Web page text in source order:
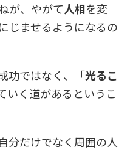
が、やがて人相を変
じませるようになるの
功ではなく、「光るこ
いく道があるというこ
分だけでなく周囲の人